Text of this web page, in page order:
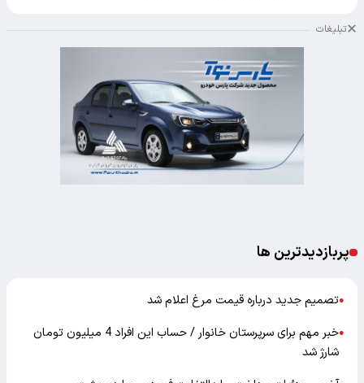
تبلیغات
پربازدیدترین ها
●تصمیم جدید درباره قیمت مرغ اعلام شد
●
خبر مهم برای سرپرستان خانوار / حساب این افراد 4 میلیون تومان
شارژ شد